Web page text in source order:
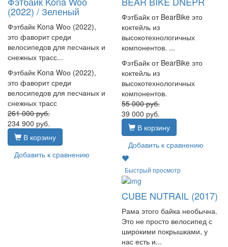
(2022) / Зеленый
Фэтбайк Kona Woо (2022),
это фаворит среди
велосипедов для песчаных и
снежных трасс...
Фэтбайк Kona Woо (2022),
это фаворит среди
велосипедов для песчаных и
снежных трасс
261 000руб.
234 900 руб.
В корзину
Добавить к сравнению
ФэтБайк от BearBike это
коктейль из
высокотехнологичных
компонентов. ...
ФэтБайк от BearBike это
коктейль из
высокотехнологичных
компонентов.
55 000руб.
39 000 руб.
В корзину
Добавить к сравнению
Быстрый просмотр
CUBE NUTRAIL (2017)
Рама этого байка необычна.
Это не просто велосипед с
широкими покрышками, у
нас есть и...